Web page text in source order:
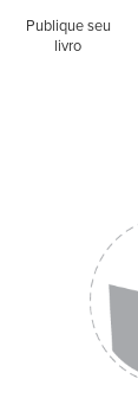
Publique seu
livro